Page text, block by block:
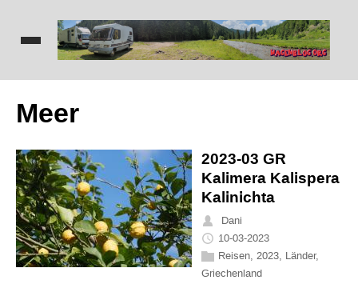
Meer
2023-03 GR
Kalimera Kalispera
Kalinichta
Dani
10-03-2023
Reisen, 2023, Länder,
Griechenland